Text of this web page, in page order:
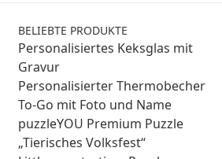
BELIEBTE PRODUKTE
Personalisiertes Keksglas mit
Gravur
Personalisierter Thermobecher
To-Go mit Foto und Name
puzzleYOU Premium Puzzle
„Tierisches Volksfest“